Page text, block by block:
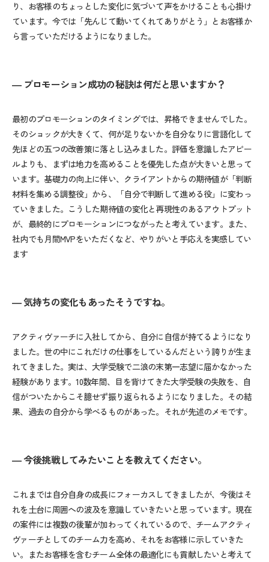
り、お客様のちょっとした変化に気づいて声をかけることも心掛け
ています。今では「先んじて動いてくれてありがとう」とお客様か
ら言っていただけるようになりました。
― プロモーション成功の秘訣は何だと思いますか？
最初のプロモーションのタイミングでは、昇格できませんでした。
そのショックが大きくて、何が足りないかを自分なりに言語化して
先ほどの五つの改善策に落とし込みました。評価を意識したアピー
ルよりも、まずは地力を高めることを優先した点が大きいと思って
います。基礎力の向上に伴い、クライアントからの期待値が「判断
材料を集める調整役」から、「自分で判断して進める役」に変わっ
ていきました。こうした期待値の変化と再現性のあるアウトプット
が、最終的にプロモーションにつながったと考えています。また、
社内でも月間MVPをいただくなど、やりがいと手応えを実感してい
ます
― 気持ちの変化もあったそうですね。
アクティヴァーチに入社してから、自分に自信が持てるようになり
ました。世の中にこれだけの仕事をしているんだという誇りが生ま
れてきました。実は、大学受験で二浪の末第一志望に届かなかった
経験があります。10数年間、目を背けてきた大学受験の失敗を、自
信がついたからこそ臆せず振り返られるようになりました。その結
果、過去の自分から学べるものがあった。それが先述のメモです。
― 今後挑戦してみたいことを教えてください。
これまでは自分自身の成長にフォーカスしてきましたが、今後はそ
れを土台に周囲への波及を意識していきたいと思っています。現在
の案件には複数の後輩が加わってくれているので、チームアクティ
ヴァーチとしてのチーム力を高め、それをお客様に示していきた
い。またお客様を含むチーム全体の最適化にも貢献したいと考えて